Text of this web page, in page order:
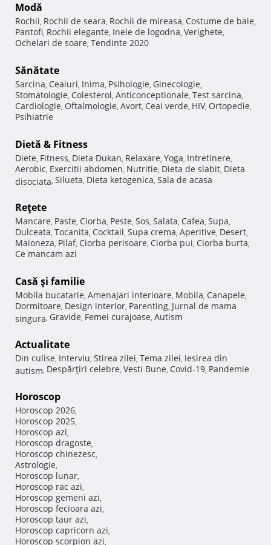
Modă
Rochii, Rochii de seara, Rochii de mireasa, Costume de baie,
Pantofi, Rochii elegante, Inele de logodna, Verighete,
Ochelari de soare, Tendinte 2020
Sănătate
Sarcina, Ceaiuri, Inima, Psihologie, Ginecologie,
Stomatologie, Colesterol, Anticonceptionale, Test sarcina,
Cardiologie, Oftalmologie, Avort, Ceai verde, HIV, Ortopedie,
Psihiatrie
Dietă & Fitness
Diete, Fitness, Dieta Dukan, Relaxare, Yoga, Intretinere,
Aerobic, Exercitii abdomen, Nutritie, Dieta de slabit, Dieta
disociata, Silueta, Dieta ketogenica, Sala de acasa
Reţete
Mancare, Paste, Ciorba, Peste, Sos, Salata, Cafea, Supa,
Dulceata, Tocanita, Cocktail, Supa crema, Aperitive, Desert,
Maioneza, Pilaf, Ciorba perisoare, Ciorba pui, Ciorba burta,
Ce mancam azi
Casă şi familie
Mobila bucatarie, Amenajari interioare, Mobila, Canapele,
Dormitoare, Design interior, Parenting, Jurnal de mama
singura, Gravide, Femei curajoase, Autism
Actualitate
Din culise, Interviu, Stirea zilei, Tema zilei, Iesirea din
autism, Despărţiri celebre, Vesti Bune, Covid-19, Pandemie
Horoscop
Horoscop 2026,
Horoscop 2025,
Horoscop azi,
Horoscop dragoste,
Horoscop chinezesc,
Astrologie,
Horoscop lunar,
Horoscop rac azi,
Horoscop gemeni azi,
Horoscop fecioara azi,
Horoscop taur azi,
Horoscop capricorn azi,
Horoscop scorpion azi,